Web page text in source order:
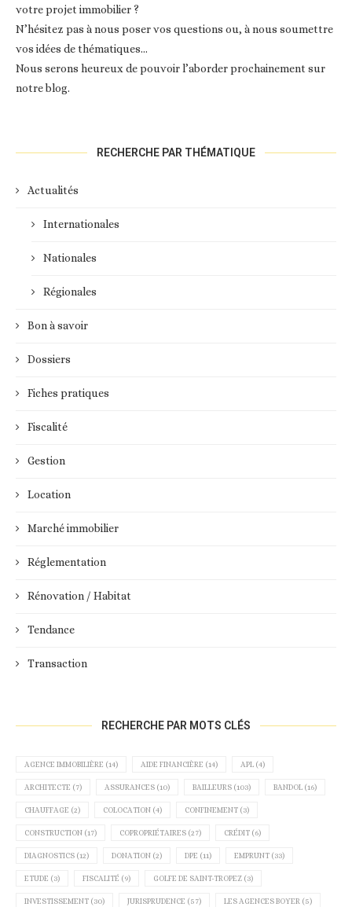
votre projet immobilier ?
N’hésitez pas à nous poser vos questions ou, à nous soumettre
vos idées de thématiques…
Nous serons heureux de pouvoir l’aborder prochainement sur
notre blog.
RECHERCHE PAR THÉMATIQUE
Actualités
Internationales
Nationales
Régionales
Bon à savoir
Dossiers
Fiches pratiques
Fiscalité
Gestion
Location
Marché immobilier
Réglementation
Rénovation / Habitat
Tendance
Transaction
RECHERCHE PAR MOTS CLÉS
AGENCE IMMOBILIÈRE (14) AIDE FINANCIÈRE (14) APL (4)
ARCHITECTE (7) ASSURANCES (10) BAILLEURS (103) BANDOL (16)
CHAUFFAGE (2) COLOCATION (4) CONFINEMENT (3)
CONSTRUCTION (17) COPROPRIÉTAIRES (27) CRÉDIT (6)
DIAGNOSTICS (12) DONATION (2) DPE (11) EMPRUNT (33)
ETUDE (3) FISCALITÉ (9) GOLFE DE SAINT-TROPEZ (3)
INVESTISSEMENT (30) JURISPRUDENCE (57) LES AGENCES BOYER (5)